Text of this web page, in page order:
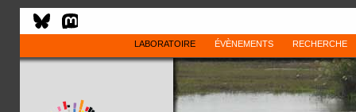
LABORATOIRE ÉVÈNEMENTS RECHERCHE